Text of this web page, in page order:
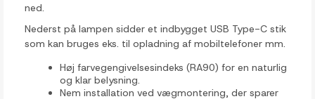
ned.
Nederst på lampen sidder et indbygget USB Type-C stik
som kan bruges eks. til opladning af mobiltelefoner mm.
Høj farvegengivelsesindeks (RA90) for en naturlig
og klar belysning.
Nem installation ved vægmontering, der sparer